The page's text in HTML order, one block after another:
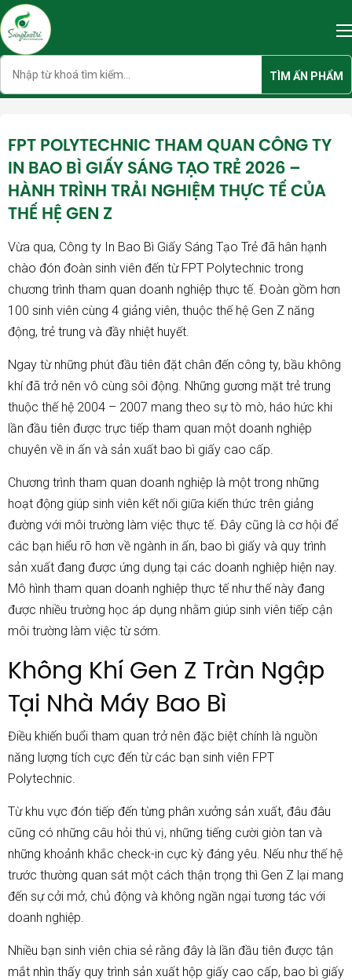
Skip
to
content
TÌM ẤN PHẨM
FPT POLYTECHNIC THAM QUAN CÔNG TY
IN BAO BÌ GIẤY SÁNG TẠO TRẺ 2026 –
HÀNH TRÌNH TRẢI NGHIỆM THỰC TẾ CỦA
THẾ HỆ GEN Z
Vừa qua, Công ty In Bao Bì Giấy Sáng Tạo Trẻ đã hân hạnh
chào đón đoàn sinh viên đến từ FPT Polytechnic trong
chương trình tham quan doanh nghiệp thực tế. Đoàn gồm hơn
100 sinh viên cùng 4 giảng viên, thuộc thế hệ Gen Z năng
động, trẻ trung và đầy nhiệt huyết.
Ngay từ những phút đầu tiên đặt chân đến công ty, bầu không
khí đã trở nên vô cùng sôi động. Những gương mặt trẻ trung
thuộc thế hệ 2004 – 2007 mang theo sự tò mò, háo hức khi
lần đầu tiên được trực tiếp tham quan một doanh nghiệp
chuyên về in ấn và sản xuất bao bì giấy cao cấp.
Chương trình tham quan doanh nghiệp là một trong những
hoạt động giúp sinh viên kết nối giữa kiến thức trên giảng
đường với môi trường làm việc thực tế. Đây cũng là cơ hội để
các bạn hiểu rõ hơn về ngành in ấn, bao bì giấy và quy trình
sản xuất đang được ứng dụng tại các doanh nghiệp hiện nay.
Mô hình tham quan doanh nghiệp thực tế như thế này đang
được nhiều trường học áp dụng nhằm giúp sinh viên tiếp cận
môi trường làm việc từ sớm.
Không Khí Gen Z Tràn Ngập
Tại Nhà Máy Bao Bì
Điều khiến buổi tham quan trở nên đặc biệt chính là nguồn
năng lượng tích cực đến từ các bạn sinh viên FPT
Polytechnic.
Từ khu vực đón tiếp đến từng phân xưởng sản xuất, đâu đâu
cũng có những câu hỏi thú vị, những tiếng cười giòn tan và
những khoảnh khắc check-in cực kỳ đáng yêu. Nếu như thế hệ
trước thường quan sát một cách thận trọng thì Gen Z lại mang
đến sự cởi mở, chủ động và không ngần ngại tương tác với
doanh nghiệp.
Nhiều bạn sinh viên chia sẻ rằng đây là lần đầu tiên được tận
mắt nhìn thấy quy trình sản xuất hộp giấy cao cấp, bao bì giấy